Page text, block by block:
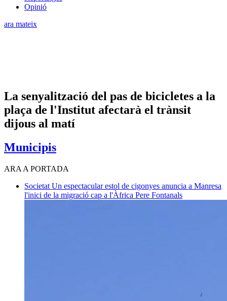
Opinió
ara mateix
La senyalització del pas de bicicletes a la
plaça de l'Institut afectarà el trànsit
dijous al matí
Municipis
ARA A PORTADA
Societat Un espectacular estol de cigonyes anuncia a Manresa
l'inici de la migració cap a l'Àfrica Pere Fontanals